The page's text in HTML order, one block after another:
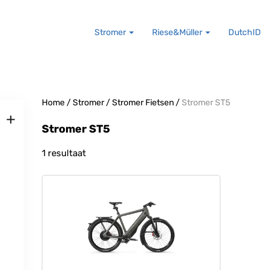
Stromer Riese&Müller DutchID
+
Home/Stromer/Stromer Fietsen/Stromer ST5
Stromer ST5
1 resultaat